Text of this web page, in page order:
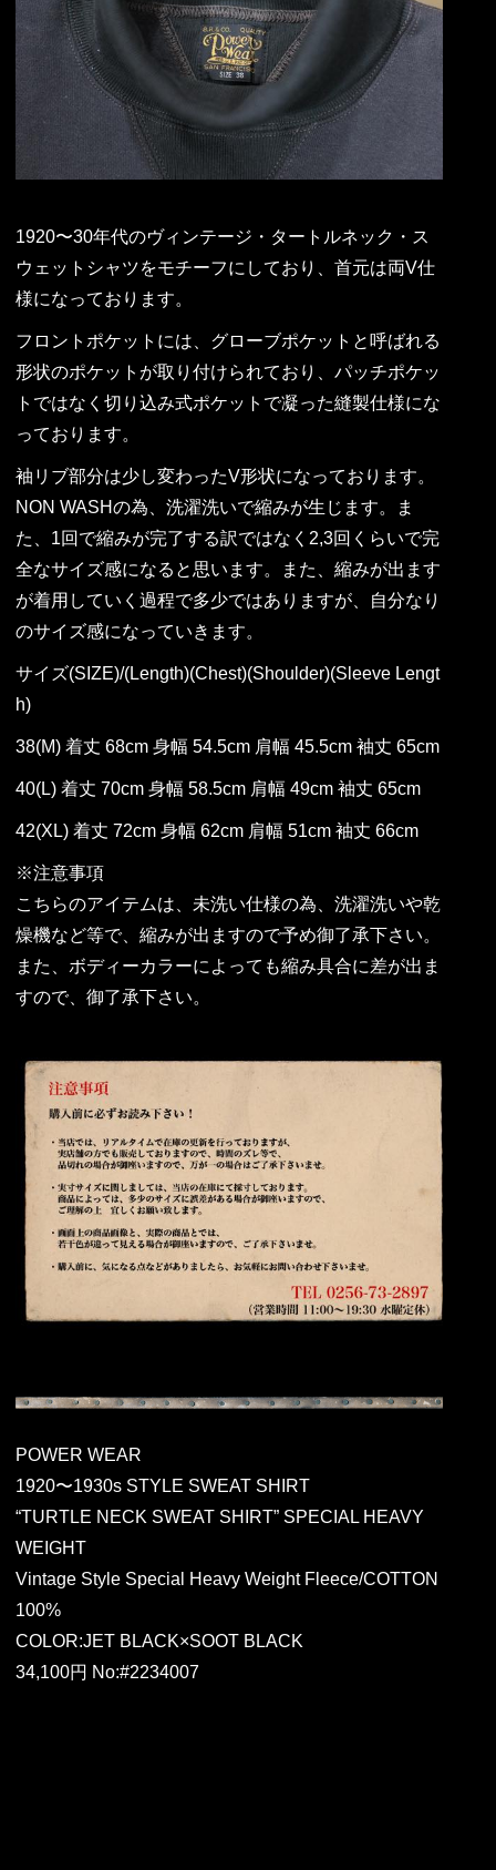
1920〜30年代のヴィンテージ・タートルネック・ス
ウェットシャツをモチーフにしており、首元は両V仕
様になっております。
フロントポケットには、グローブポケットと呼ばれる
形状のポケットが取り付けられており、パッチポケッ
トではなく切り込み式ポケットで凝った縫製仕様にな
っております。
袖リブ部分は少し変わったV形状になっております。
NON WASHの為、洗濯洗いで縮みが生じます。ま
た、1回で縮みが完了する訳ではなく2,3回くらいで完
全なサイズ感になると思います。また、縮みが出ます
が着用していく過程で多少ではありますが、自分なり
のサイズ感になっていきます。
サイズ(SIZE)/(Length)(Chest)(Shoulder)(Sleeve Lengt
h)
38(M) 着丈 68cm 身幅 54.5cm 肩幅 45.5cm 袖丈 65cm
40(L) 着丈 70cm 身幅 58.5cm 肩幅 49cm 袖丈 65cm
42(XL) 着丈 72cm 身幅 62cm 肩幅 51cm 袖丈 66cm
※注意事項
こちらのアイテムは、未洗い仕様の為、洗濯洗いや乾
燥機など等で、縮みが出ますので予め御了承下さい。
また、ボディーカラーによっても縮み具合に差が出ま
すので、御了承下さい。
POWER WEAR
1920〜1930s STYLE SWEAT SHIRT
“TURTLE NECK SWEAT SHIRT” SPECIAL HEAVY
WEIGHT
Vintage Style Special Heavy Weight Fleece/COTTON
100%
COLOR:JET BLACK×SOOT BLACK
34,100円 No:#2234007